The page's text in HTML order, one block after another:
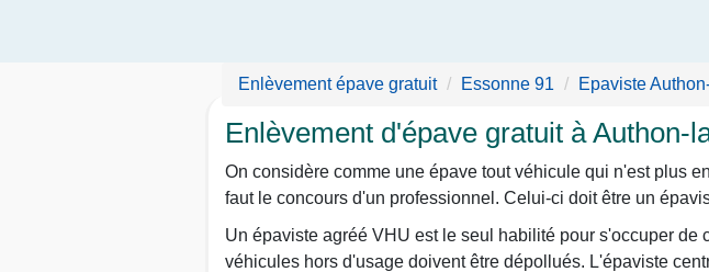
Enlèvement épave gratuit Essonne 91 Epaviste
Enlèvement d'épave gratuit à Authon-
On considère comme une épave tout véhicule qui n'est plus
faut le concours d'un professionnel. Celui-ci doit être un
Un épaviste agréé VHU est le seul habilité pour s'occuper
véhicules hors d'usage doivent être dépollués. L'épaviste